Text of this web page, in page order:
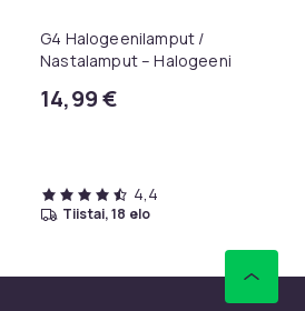
G4 Halogeenilamput /
Nastalamput – Halogeeni -
14,99 €
4,4
tiistai, 18 elo